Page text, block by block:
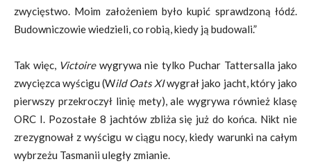
zwycięstwo. Moim założeniem było kupić sprawdzoną łódź.
Budowniczowie wiedzieli, co robią, kiedy ją budowali.”
Tak więc, Victoirewygrywa nie tylko Puchar Tattersalla jako
zwycięzca wyścigu (Wild Oats XIwygrał jako jacht, który jako
pierwszy przekroczył linię mety), ale wygrywa również klasę
ORC I. Pozostałe 8 jachtów zbliża się już do końca. Nikt nie
zrezygnował z wyścigu w ciągu nocy, kiedy warunki na całym
wybrzeżu Tasmanii uległy zmianie.